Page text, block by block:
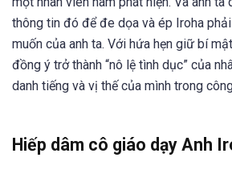
thông tin đó để đe dọa và ép Iroha
muốn của anh ta. Với hứa hẹn giữ bí
đồng ý trở thành “nô lệ tình dục” của
danh tiếng và vị thế của mình trong
Hiếp dâm cô giáo dạy Anh